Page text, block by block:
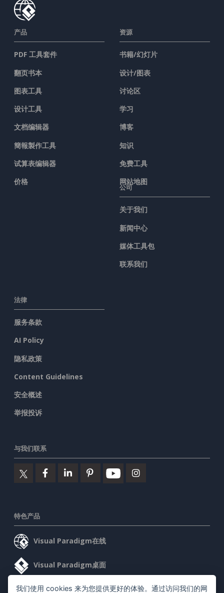
产品
PDF 工具套件
翻页书本
图表工具
设计工具
文档编辑器
簡報製作工具
试算表编辑器
价格
资源
书籍/幻灯片
设计/图表
讨论区
学习
博客
知识
免费工具
网站地图
公司
关于我们
新闻中心
媒体工具包
联系我们
法律
服务条款
AI Policy
隐私政策
Content Guidelines
安全概述
举报投诉
与我们联系
特色产品
Visual Paradigm在线
Visual Paradigm桌面
我们使用 cookies 来为您提供更好的体验。通过访问我们的网